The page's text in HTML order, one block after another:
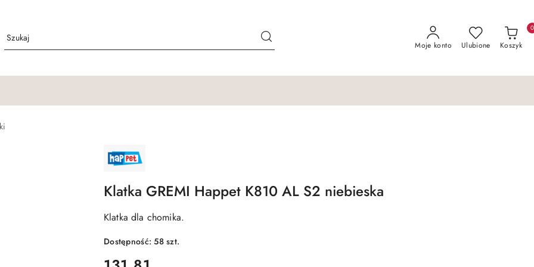
Moje konto Ulubione Koszyk
0
NAZWA
PRODUCENTA:
HAPPET
Klatka GREMI Happet K810 AL S2 niebieska
Klatka dla chomika.
Dostępność:58szt.